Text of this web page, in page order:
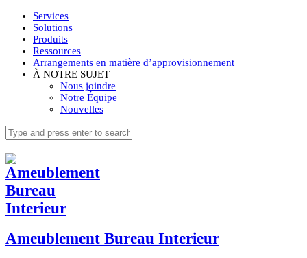
Services
Solutions
Produits
Ressources
Arrangements en matière d’approvisionnement
À NOTRE SUJET
Nous joindre
Notre Équipe
Nouvelles
Ameublement Bureau Interieur